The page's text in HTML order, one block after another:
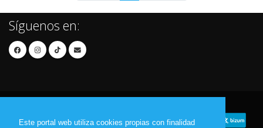
Este portal web utiliza cookies propias con finalidad
Síguenos en: